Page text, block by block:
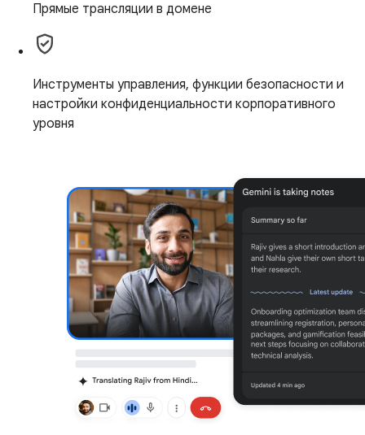
Прямые трансляции в домене
Инструменты управления, функции безопасности и
настройки конфиденциальности корпоративного
уровня